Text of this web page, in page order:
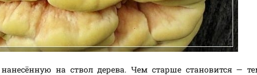
на ствол дерева. Чем старше становится —